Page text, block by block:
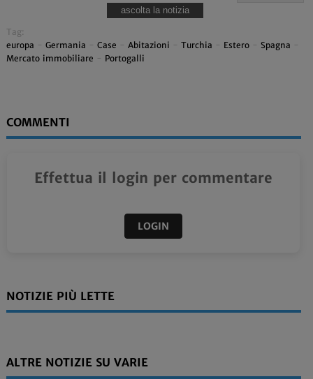
ascolta la notizia
Tag:
europa - Germania - Case - Abitazioni - Turchia - Estero- Spagna -
Mercato immobiliare - Portogalli
COMMENTI
Effettua il login per commentare
LOGIN
NOTIZIE PIÙ LETTE
ALTRE NOTIZIE SU VARIE